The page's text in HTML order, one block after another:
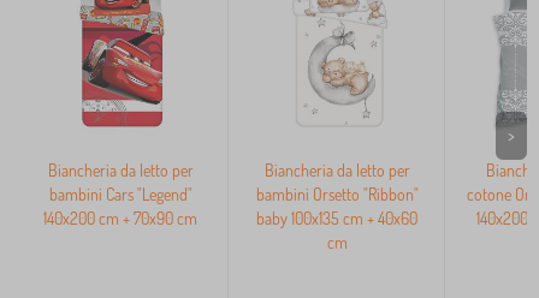
Biancheria da letto per
bambini Cars "Legend"
140x200 cm + 70x90 cm
Biancheria da letto per
bambini Orsetto "Ribbon"
baby 100x135 cm + 40x60
cm
cotone
140x200
>